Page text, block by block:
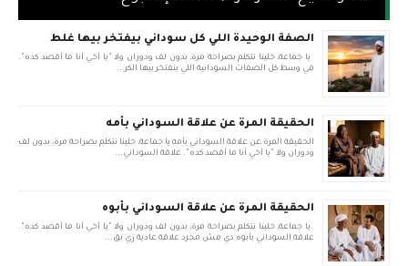
الصفة الوحيدة اللي كل سوداني بيفتخر بيها غلط
يا جماعة، خلينا نتكلم بصراحة مرة، بدون لف ودوران ولا "يا أخي أنا ما أقصد كده".
في وسط كل الصفات السودانية اللي بنفتخر بيها الكر...
الحقيقة المرة عن علاقة السوداني بأمه
الحقيقة المرة عن علاقة السوداني بأمه يا جماعة، خلينا نتكلم بصراحة مرة، بدون لف
ودوران ولا "يا أخي أنا ما أقصد كده". علاقة السوداني...
الحقيقة المرة عن علاقة السوداني بأبوه
يا جماعة، خلينا نتكلم بصراحة مرة، بدون لف ودوران ولا "يا أخي أنا ما أقصد كده".
علاقة السوداني بأبوه دي مش مجرد علاقة عادية زي بق...